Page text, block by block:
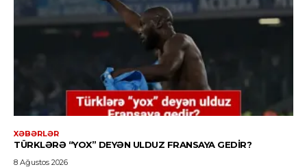
XƏBƏRLƏR
TÜRKLƏRƏ “YOX” DEYƏN ULDUZ FRANSAYA GEDIR?
8 Ağustos 2026